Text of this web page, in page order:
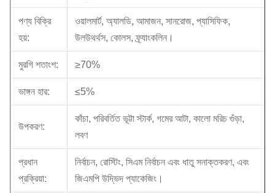
পণ্য বিক্রি
হয়:
ওয়ালমার্ট, অ্যালডি, আমাজন, সানরোজ, প্যাসিফিক,
উলউথর্থস, কোলস, ফ্র্যাংকলিন।
মুরগি শতাংশ: ≥70%
ভাঙ্গন হার: ≤5%
উপকরণ:
কাঁচা, পরিবর্তিত ভূট্টা স্টার্ক, গমের আটা, কালো মরিচ গুঁড়া,
লবণ
প্রধান
প্রক্রিয়া:
নির্বাচন, রোস্টিং, সিএম নির্বাচন এবং ধাতু সনাক্তকরণ, এবং
জিএমপি উদ্ভিদ প্যাকেজিং।